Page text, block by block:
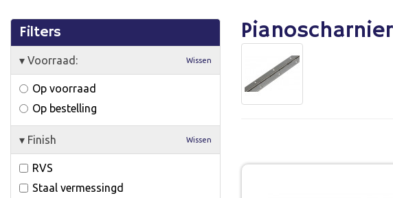
Filters
▾ Voorraad: Wissen
Op voorraad
Op bestelling
▾ Finish Wissen
RVS
Staal vermessingd